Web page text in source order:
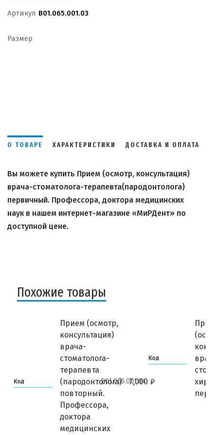
Артикул B01.065.001.03
Размер
О ТОВАРЕ ХАРАКТЕРИСТИКИ ДОСТАВКА И ОПЛАТА
Вы можете купить Прием (осмотр, консультация)
врача-стоматолога-терапевта(пародонтолога)
первичный. Профессора, доктора медицинских
наук в нашем интернет-магазине «МиРДент» по
доступной цене.
Похожие товары
Код B01.065.001.04
Прием (осмотр,
консультация)
врача-
стоматолога-
терапевта
(пародонтолога)
повторный.
Профессора,
доктора
медицинских
7,000 ₽
Код